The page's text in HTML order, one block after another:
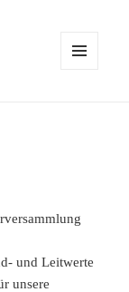
und Leitwerte
unsere